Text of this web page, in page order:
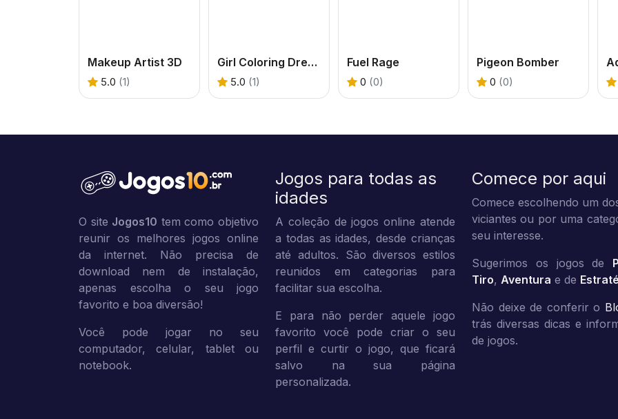
Makeup Artist 3D
5.0 (1)
Girl Coloring Dress Up Games
5.0 (1)
Fuel Rage
0 (0)
Pigeon Bomber
0 (0)
O site Jogos10 tem como objetivo
reunir os melhores jogos online
da internet. Não precisa de
download nem de instalação,
apenas escolha o seu jogo
favorito e boa diversão!
Você pode jogar no seu
computador, celular, tablet ou
notebook.
Jogos para todas as
idades
A coleção de jogos online atende
a todas as idades, desde crianças
até adultos. São diversos estilos
reunidos em categorias para
facilitar sua escolha.
E para não perder aquele jogo
favorito você pode criar o seu
perfil e curtir o jogo, que ficará
salvo na sua página
personalizada.
Comece por aqui
Comece escolhendo um
viciantes ou por uma
seu interesse.
Sugerimos os jogos de
Tiro, Aventura e de
Não deixe de conferir o
trás diversas dicas e
de jogos.